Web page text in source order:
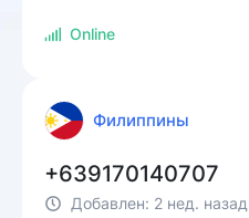
Online
Филиппины
+639170140707
Добавлен: 2 нед. назад